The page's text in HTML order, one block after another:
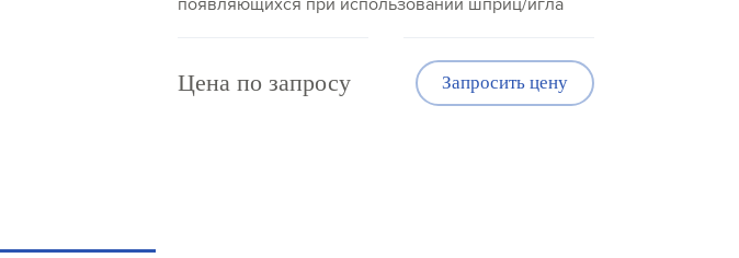
появляющихся при использовании шприц/игла
Цена по запросу Запросить цену